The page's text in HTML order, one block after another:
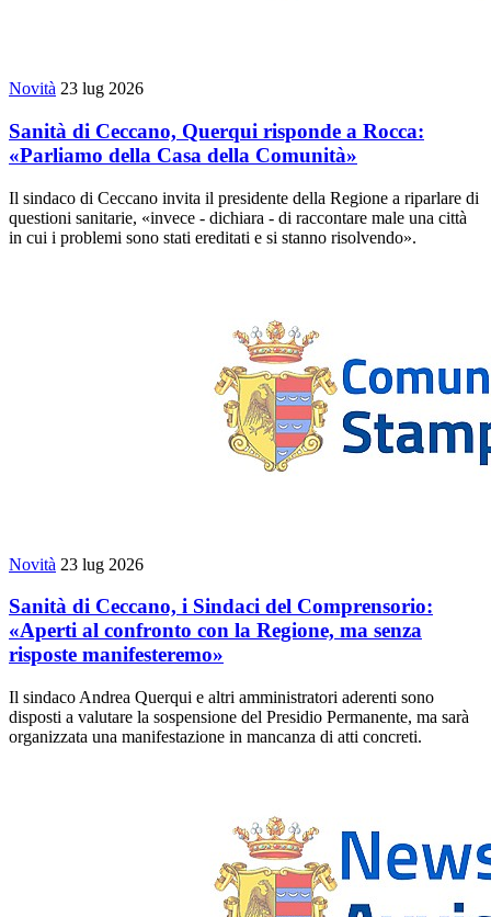
Novità 23 lug 2026
Sanità di Ceccano, Querqui risponde a Rocca:
«Parliamo della Casa della Comunità»
Il sindaco di Ceccano invita il presidente della Regione a riparlare di
questioni sanitarie, «invece - dichiara - di raccontare male una città
in cui i problemi sono stati ereditati e si stanno risolvendo».
Novità 23 lug 2026
Sanità di Ceccano, i Sindaci del Comprensorio:
«Aperti al confronto con la Regione, ma senza
risposte manifesteremo»
Il sindaco Andrea Querqui e altri amministratori aderenti sono
disposti a valutare la sospensione del Presidio Permanente, ma sarà
organizzata una manifestazione in mancanza di atti concreti.